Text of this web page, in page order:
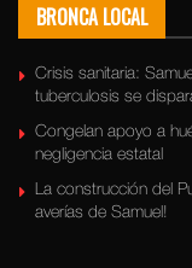
BRONCA LOCAL
Crisis sanitaria:
tuberculosis se
Congelan apoyo a
negligencia estatal
La construcción del
averías de Samuel!